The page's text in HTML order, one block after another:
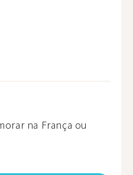
na França ou